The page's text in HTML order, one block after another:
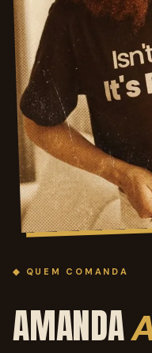
◆ QUEM COMANDA
AMANDA